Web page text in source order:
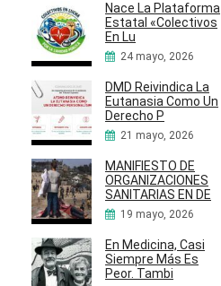
Nace La Plataforma
Estatal «Colectivos
En Lu
24 mayo, 2026
DMD Reivindica La
Eutanasia Como Un
Derecho P
21 mayo, 2026
MANIFIESTO DE
ORGANIZACIONES
SANITARIAS EN DE
19 mayo, 2026
En Medicina, Casi
Siempre Más Es
Peor. Tambi